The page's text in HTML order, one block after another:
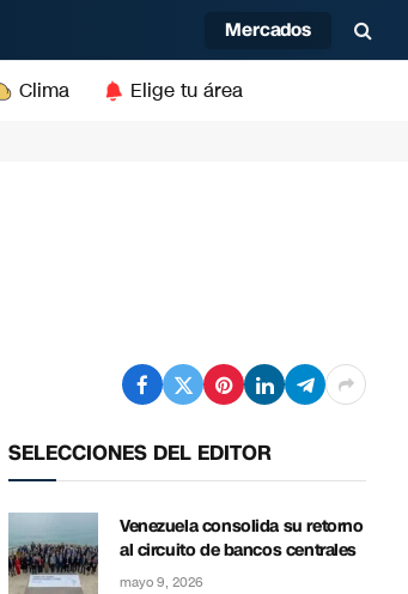
Mercados
Clima Elige tu área
SELECCIONES DEL EDITOR
Venezuela consolida su retorno
al circuito de bancos centrales
mayo 9, 2026